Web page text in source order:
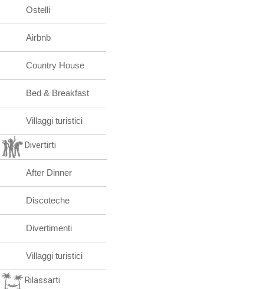
Ostelli
Airbnb
Country House
Bed & Breakfast
Villaggi turistici
Divertirti
After Dinner
Discoteche
Divertimenti
Villaggi turistici
Rilassarti